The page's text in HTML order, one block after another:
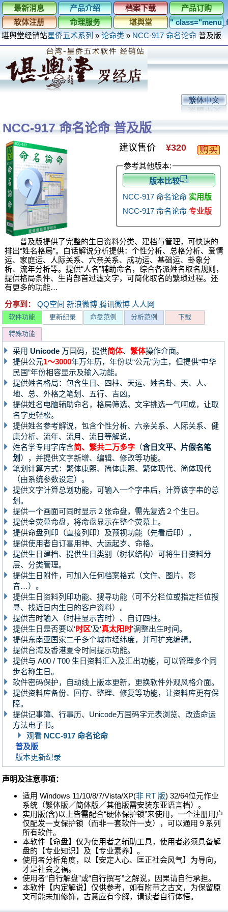
最新消息 产品介绍 档案下载
产品订购
软体注册
命理服务 堪舆堂
"
堪舆堂经销站星侨五术系列 » 论命类 » NCC-917 命名论命 普及版
繁体中文
NCC-917 命名论命 普及版
建议售价 ¥320 购买
参考其他版本:
版本比较
NCC-917 命名论命 实用版
NCC-917 命名论命专业版
普及版提供了完整的生日资料分类、建档与管理，可快速的
排出“姓名格局”。白话解说分析提供：个性分析、总格分析、爱情
运、家庭运、人际关系、六亲关系、成功运、基础运、卦象分
析、流年分析等。提供“人名”辅助命名，综合各派姓名取名规则，
提供格局条件、生肖部首过滤文字，可简化取名的繁琐过程。还
有更多的功能…
分享到：
QQ空间 新浪微博 腾讯微博 人人网
软件功能 更新纪录 命盘范例 分析范例 下载
特殊功能
采用Unicode 万国码，提供简体、繁体操作介面。
提供公元1～3000年万年历，年份以“公元”为主，但提供“中华
民国”年份相容显示及输入功能。
提供姓名格局：包含生日、四柱、天运、姓名卦、天、人、
地、总、外格之笔划、五行、吉凶。
提供姓名电脑辅助命名，格局筛选、文字挑选一气呵成，让取
名字更轻松。
提供姓名参考解说，包含个性分析、六亲关系、人际关系、健
康分析、流年、流月、流日等解说。
姓名学专用字库含简、繁共二万多字 （含日文平、片假名笔
划 ），并提供文字新增、编辑、修改等功能。
笔划计算方式：繁体康熙、简体康熙、繁体现代、简体现代
（由系统参数设定）。
提供文字计算总划功能，可输入一个字串后，计算该字串的总
划。
提供一个画面可同时显示２张命盘，需先复选２个生日。
提供全荧幕命盘，将命盘显示在整个荧幕上。
提供命盘列印（直接列印）及预视功能（先看后印）。
提供使用者自订喜用神、大运起岁、命格。
提供生日建档、提供生日类别（树状结构）可将生日资料分
层、分类管理。
提供生日附件，可加入任何档案格式（文件、图片、影
音…）。
提供生日资料列印功能、搜寻功能（可不分栏位或指定栏位搜
寻、找近日内生日的客户资料）。
提供吉时输入（时柱显示吉时）、自订四柱。
提供生日是否要以‘时区’及‘真太阳时’调整出生时间。
提供东南亚国家二千多个城市经纬度，并可扩充编辑。
提供台湾及香港夏令时间提示功能。
提供与 A00 / T00 生日资料汇入及汇出功能，可以管理多个同
步名称生日。
软件密码保护，自动线上版本更新，更换软件外观风格介面。
提供资料库备份、回存、整理、修复等功能，让资料库更有保
障。
提供记事簿、行事历、Unicode万国码字元表浏览、改造命运
方法电子书。
观看 NCC-917 命名论命
普及版
版本更新纪录
声明及注意事项：
适用 Windows 11/10/8/7/Vista/XP(非 RT 版) 32/64位元作业
系统（繁体版／简体版／其他版需安装东亚语言档）。
实用版(含)以上皆需配合“硬体保护锁”来使用，一个注册用户
仅配发一支保护锁（而非一套软件一支），可以通用９系列
所有软件。
本软件【命盘】仅为使用者之辅助工具，使用者必须具备解
盘的【专业知识】及【专业素养】。
使用者分析角度，以【安定人心、匡正社会风气】为导向，
才是社会之福。
使用者“自行解盘”或“自行撰写”之解说，因果请自行承担。
本软件【内定解说】仅供参考，如有附带之古文，为保留原
文可能未加修饰，古意应有今解，请读者自行体悟。